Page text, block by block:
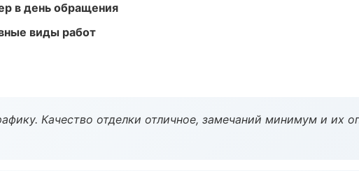
в день обращения
виды работ
Качество отделки отличное, замечаний минимум и их